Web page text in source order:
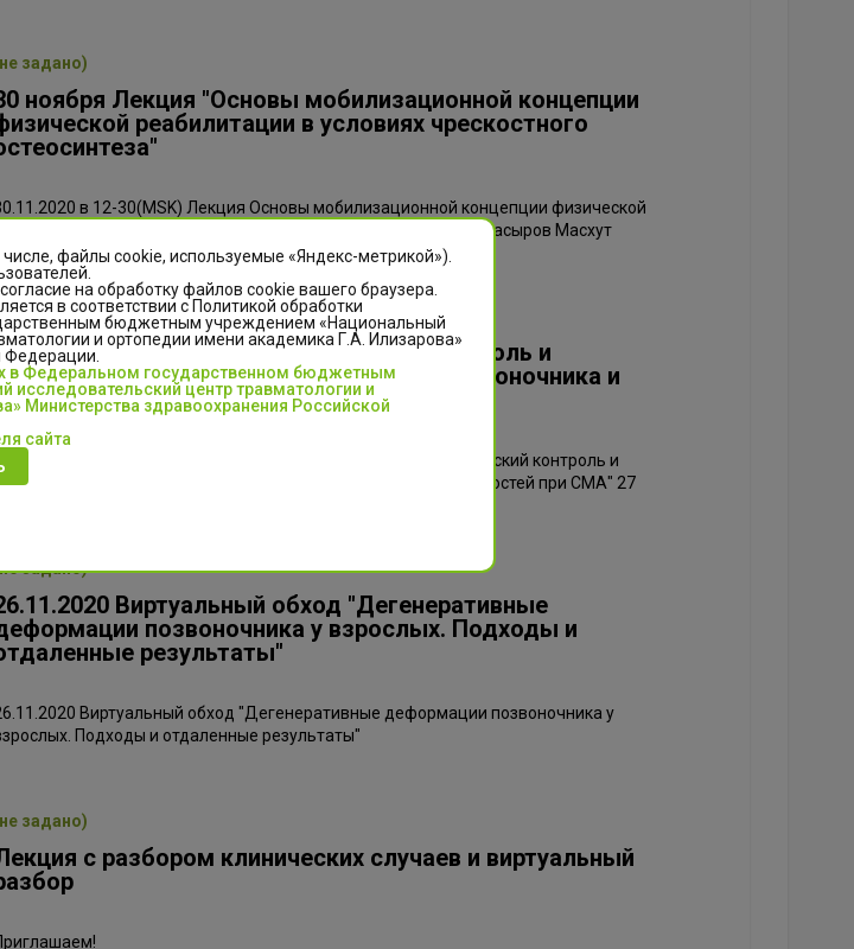
задано)
ноября Лекция "Основы мобилизационной концепции
реабилитации в условиях чрескостного
в 12-30(MSK) Лекция Основы мобилизационной концепции физической
реабилитации в условиях чрескостного остеосинтеза Лектор: Насыров Масхут
кандидат медицинских наук
задано)
трансляция "Ортопедический контроль и
коррекция деформации позвоночника и
при СМА"
на образовательную лекцию по теме "Ортопедический контроль и
коррекция деформации позвоночника и конечностей при СМА" 27
задано)
Виртуальный обход "Дегенеративные
позвоночника у взрослых. Подходы и
результаты"
Виртуальный обход "Дегенеративные деформации позвоночника у
Подходы и отдаленные результаты"
задано)
с разбором клинических случаев и виртуальный
файлы cookie, используемые «Яндекс-метрикой»).
на обработку файлов cookie вашего браузера.
в соответствии с Политикой обработки
бюджетным учреждением «Национальный
и ортопедии имени академика Г.А. Илизарова»
Федерации.
в Федеральном государственном бюджетным
центр травматологии и
Министерства здравоохранения Российской
сайта